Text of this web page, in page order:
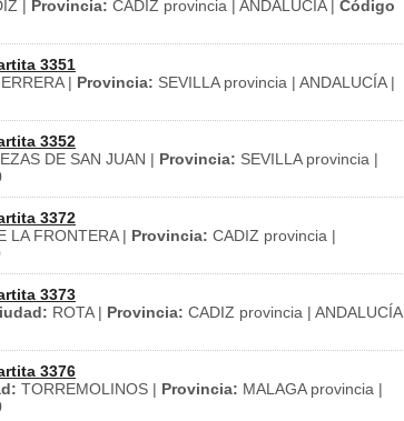
| Provincia: CADIZ provincia | ANDALUCÍA | Código
3351
| Provincia: SEVILLA provincia | ANDALUCÍA |
3352
DE SAN JUAN | Provincia: SEVILLA provincia |
3372
LA FRONTERA | Provincia: CADIZ provincia |
3373
ROTA | Provincia: CADIZ provincia | ANDALUCÍA
3376
TORREMOLINOS | Provincia: MALAGA provincia |